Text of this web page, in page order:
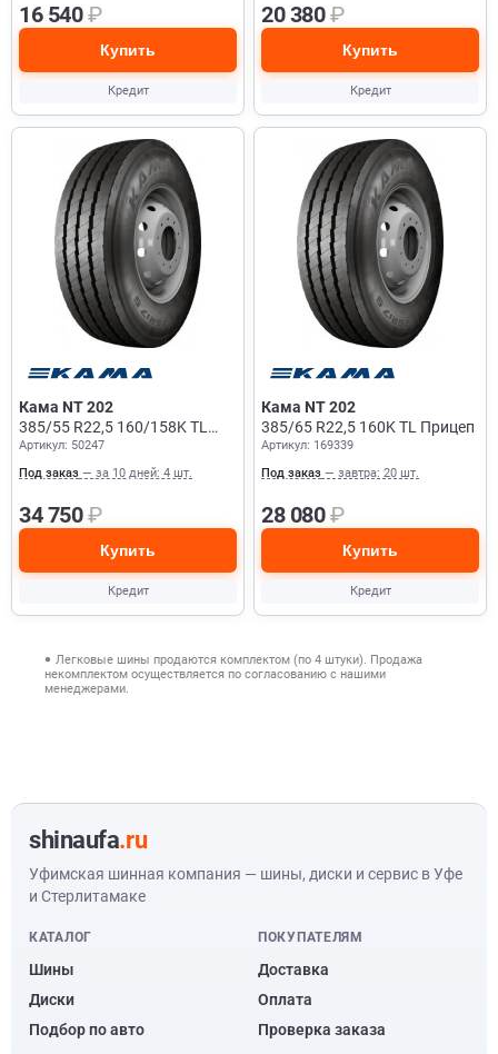
16 540₽
Купить
Кредит
20 380₽
Купить
Кредит
Кама NT 202
385/55 R22,5 160/158K TL
Прицеп
Артикул: 50247
Под заказ — за 10 дней: 4 шт.
34 750₽
Купить
Кредит
Кама NT 202
385/65 R22,5 160K TL Прицеп
Артикул: 169339
Под заказ — завтра: 20 шт.
28 080₽
Купить
Кредит
Легковые шины продаются комплектом (по 4 штуки). Продажа
некомплектом осуществляется по согласованию с нашими
менеджерами.
shinaufa.ru
Уфимская шинная компания — шины, диски и сервис в Уфе
и Стерлитамаке
КАТАЛОГ
Шины
Диски
Подбор по авто
ПОКУПАТЕЛЯМ
Доставка
Оплата
Проверка заказа